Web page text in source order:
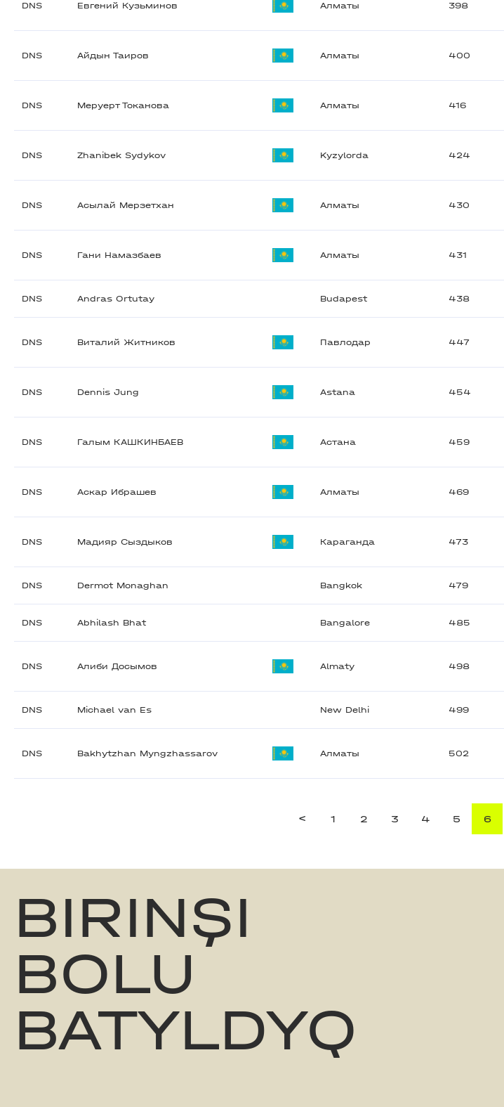
DNS Евгений Кузьминов Алматы 398
DNS Айдын Таиров Алматы 400
DNS Меруерт Токанова Алматы 416
DNS Zhanibek Sydykov Kyzylorda 424
DNS Асылай Мерзетхан Алматы 430
DNS Гани Намазбаев Алматы 431
DNS Andras Ortutay Budapest 438
DNS Виталий Житников Павлодар 447
DNS Dennis Jung Astana 454
DNS Галым КАШКИНБАЕВ Астана 459
DNS Аскар Ибрашев Алматы 469
DNS Мадияр Сыздыков Караганда 473
DNS Dermot Monaghan Bangkok 479
DNS Abhilash Bhat Bangalore 485
DNS Алиби Досымов Almaty 498
DNS Michael van Es New Delhi 499
DNS Bakhytzhan Myngzhassarov Алматы 502
< 1 2 3 4 5 6
BIRINŞI
BOLU
BATYLDYQ